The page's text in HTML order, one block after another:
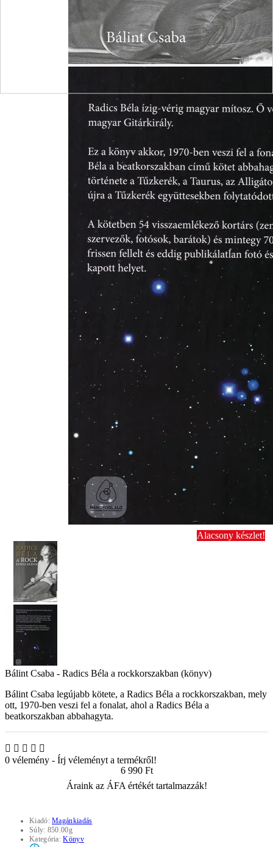
Alacsony készlet!
Bálint Csaba - Radics Béla a rockkorszakban (könyv)
Bálint Csaba legújabb kötete, a Radics Béla a rockkorszakban, mely
ott, 1970-ben veszi fel a fonalat, ahol a Radics Béla a
beatkorszakban abbahagyta.
0 vélemény - Írj véleményt a termékről!
6 990 Ft
Áraink az ÁFA értékét tartalmazzák!
Kiadó:Magánkiadás
Súly: 850.00g
Kategória:Könyv